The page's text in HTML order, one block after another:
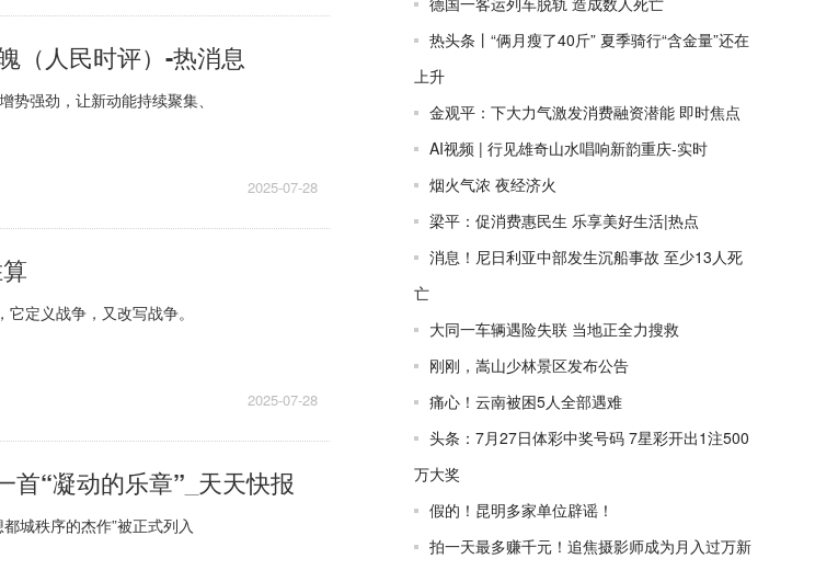
（人民时评）-热消息
强劲，让新动能持续聚集、
2025-07-28
定义战争，又改写战争。
2025-07-28
首“凝动的乐章”_天天快报
城秩序的杰作”被正式列入
热头条丨“俩月瘦了40斤” 夏季骑行“含金量”还在
上升
金观平：下大力气激发消费融资潜能 即时焦点
AI视频 | 行见雄奇山水唱响新韵重庆-实时
烟火气浓 夜经济火
梁平：促消费惠民生 乐享美好生活|热点
消息！尼日利亚中部发生沉船事故 至少13人死
亡
大同一车辆遇险失联 当地正全力搜救
刚刚，嵩山少林景区发布公告
痛心！云南被困5人全部遇难
头条：7月27日体彩中奖号码 7星彩开出1注500
万大奖
假的！昆明多家单位辟谣！
拍一天最多赚千元！追焦摄影师成为月入过万新